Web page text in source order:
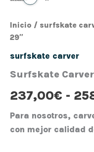
Inicio / surfskate
29″
surfskate carver
Surfskate
237,00€ -
Para nosotros,
con mejor calidad